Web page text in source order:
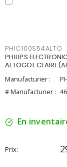
PHIC100S54ALTO
PHILIPS
ALTOGOL
Manufacturier :
# Manufacturier :
En
Prix